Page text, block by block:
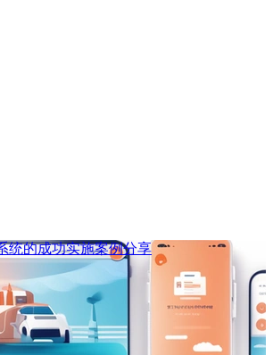
统的成功实施案例分享